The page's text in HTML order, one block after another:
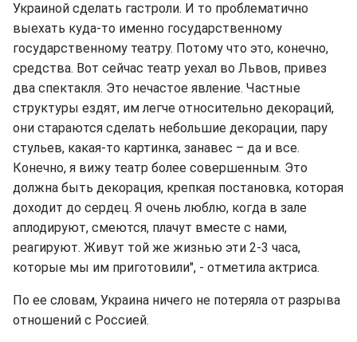
Украиной сделать гастроли. И то проблематично
выехать куда-то именно государственному
государственному театру. Потому что это, конечно,
средства. Вот сейчас театр уехал во Львов, привез
два спектакля. Это нечастое явление. Частные
структуры ездят, им легче относительно декораций,
они стараются сделать небольшие декорации, пару
стульев, какая-то картинка, занавес – да и все.
Конечно, я вижу театр более совершенным. Это
должна быть декорация, крепкая постановка, которая
доходит до сердец. Я очень люблю, когда в зале
аплодируют, смеются, плачут вместе с нами,
реагируют. Живут той же жизнью эти 2-3 часа,
которые мы им приготовили", - отметила актриса.
По ее словам, Украина ничего не потеряла от разрыва
отношений с Россией.